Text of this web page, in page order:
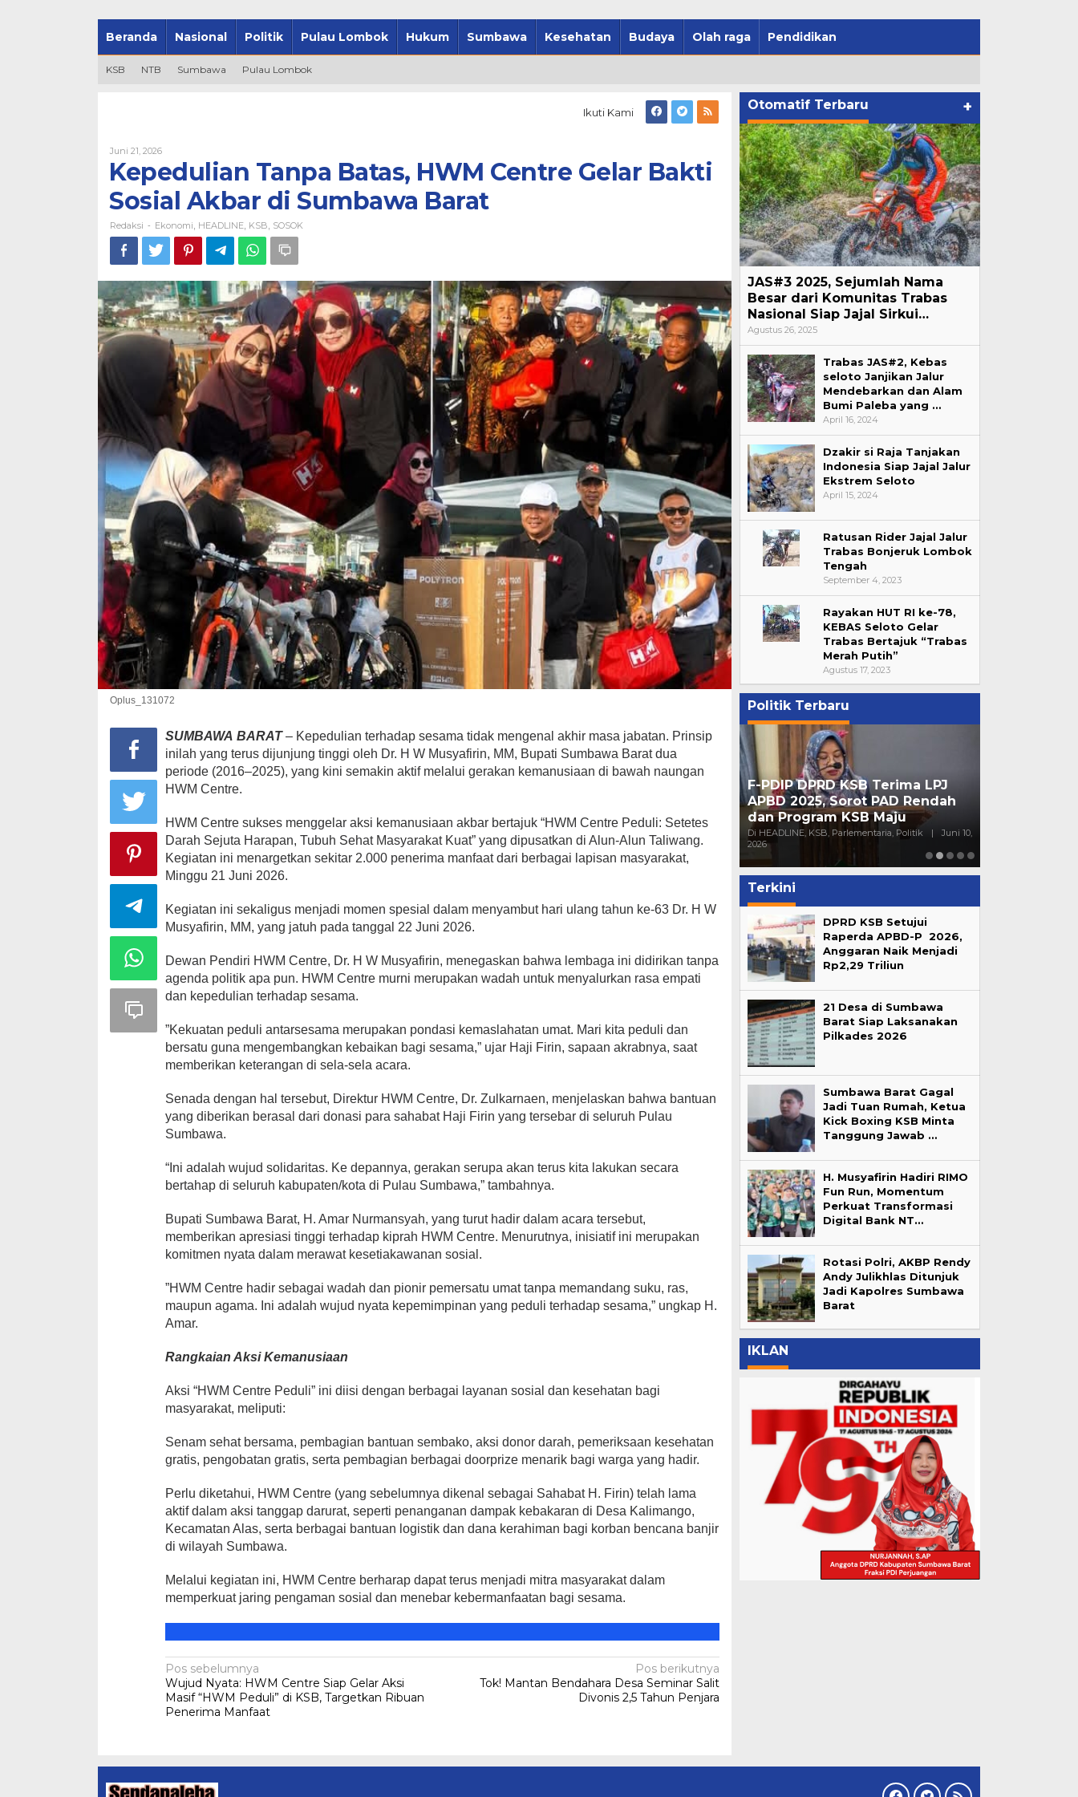
Beranda Nasional Politik Pulau Lombok Hukum Sumbawa Kesehatan Budaya Olah raga Pendidikan
KSB NTB Sumbawa Pulau Lombok
Ikuti Kami
Juni 21, 2026Oleh
Redaksi
Kepedulian Tanpa Batas, HWM Centre Gelar Bakti
Sosial Akbar di Sumbawa Barat
Redaksi - Ekonomi HEADLINE KSB SOSOK
Oplus_131072
SUMBAWA BARAT– Kepedulian terhadap sesama tidak mengenal akhir masa jabatan. Prinsip
inilah yang terus dijunjung tinggi oleh Dr. H W Musyafirin, MM, Bupati Sumbawa Barat dua
periode (2016–2025), yang kini semakin aktif melalui gerakan kemanusiaan di bawah naungan
HWM Centre.
HWM Centre sukses menggelar aksi kemanusiaan akbar bertajuk “HWM Centre Peduli: Setetes
Darah Sejuta Harapan, Tubuh Sehat Masyarakat Kuat” yang dipusatkan di Alun-Alun Taliwang.
Kegiatan ini menargetkan sekitar 2.000 penerima manfaat dari berbagai lapisan masyarakat,
Minggu 21 Juni 2026.
Kegiatan ini sekaligus menjadi momen spesial dalam menyambut hari ulang tahun ke-63 Dr. H W
Musyafirin, MM, yang jatuh pada tanggal 22 Juni 2026.
Dewan Pendiri HWM Centre, Dr. H W Musyafirin, menegaskan bahwa lembaga ini didirikan tanpa
agenda politik apa pun. HWM Centre murni merupakan wadah untuk menyalurkan rasa empati
dan kepedulian terhadap sesama.
​”Kekuatan peduli antarsesama merupakan pondasi kemaslahatan umat. Mari kita peduli dan
bersatu guna mengembangkan kebaikan bagi sesama,” ujar Haji Firin, sapaan akrabnya, saat
memberikan keterangan di sela-sela acara.
Senada dengan hal tersebut, Direktur HWM Centre, Dr. Zulkarnaen, menjelaskan bahwa bantuan
yang diberikan berasal dari donasi para sahabat Haji Firin yang tersebar di seluruh Pulau
Sumbawa.
“Ini adalah wujud solidaritas. Ke depannya, gerakan serupa akan terus kita lakukan secara
bertahap di seluruh kabupaten/kota di Pulau Sumbawa,” tambahnya.
Bupati Sumbawa Barat, H. Amar Nurmansyah, yang turut hadir dalam acara tersebut,
memberikan apresiasi tinggi terhadap kiprah HWM Centre. Menurutnya, inisiatif ini merupakan
komitmen nyata dalam merawat kesetiakawanan sosial.
​”HWM Centre hadir sebagai wadah dan pionir pemersatu umat tanpa memandang suku, ras,
maupun agama. Ini adalah wujud nyata kepemimpinan yang peduli terhadap sesama,” ungkap H.
Amar.
Rangkaian Aksi Kemanusiaan
Aksi “HWM Centre Peduli” ini diisi dengan berbagai layanan sosial dan kesehatan bagi
masyarakat, meliputi:
​Senam sehat bersama, pembagian bantuan sembako, aksi donor darah, pemeriksaan kesehatan
gratis, pengobatan gratis, serta pembagian berbagai doorprize menarik bagi warga yang hadir.
Perlu diketahui, HWM Centre (yang sebelumnya dikenal sebagai Sahabat H. Firin) telah lama
aktif dalam aksi tanggap darurat, seperti penanganan dampak kebakaran di Desa Kalimango,
Kecamatan Alas, serta berbagai bantuan logistik dan dana kerahiman bagi korban bencana banjir
di wilayah Sumbawa.
Melalui kegiatan ini, HWM Centre berharap dapat terus menjadi mitra masyarakat dalam
memperkuat jaring pengaman sosial dan menebar kebermanfaatan bagi sesama.
Navigasi
pos
Pos sebelumnya
Wujud Nyata: HWM Centre Siap Gelar Aksi
Masif “HWM Peduli” di KSB, Targetkan Ribuan
Penerima Manfaat
Pos berikutnya
Tok! Mantan Bendahara Desa Seminar Salit
Divonis 2,5 Tahun Penjara
Otomatif Terbaru +
JAS#3 2025, Sejumlah Nama
Besar dari Komunitas Trabas
Nasional Siap Jajal Sirkui…
Agustus 26, 2025
Trabas JAS#2, Kebas
seloto Janjikan Jalur
Mendebarkan dan Alam
Bumi Paleba yang …
April 16, 2024
Dzakir si Raja Tanjakan
Indonesia Siap Jajal Jalur
Ekstrem Seloto
April 15, 2024
Ratusan Rider Jajal Jalur
Trabas Bonjeruk Lombok
Tengah
September 4, 2023
Rayakan HUT RI ke-78,
KEBAS Seloto Gelar
Trabas Bertajuk “Trabas
Merah Putih”
Agustus 17, 2023
Politik Terbaru
Sarat Makna
Di HEADLINE, KSB, Politik, SOSOK | April 21, 2026
Baru Islam 1 Muharram 1448 H
Di HEADLINE, Iklan, KSB, Politik, SOSOK
2026
F-PDIP DPRD KSB Terima LPJ
APBD 2025, Sorot PAD Rendah
dan Program KSB Maju
Di HEADLINE, KSB, Parlementaria, Politik |
Juni 10,
2026
Terkini
DPRD KSB Setujui
Raperda APBD-P 2026,
Anggaran Naik Menjadi
Rp2,29 Triliun
21 Desa di Sumbawa
Barat Siap Laksanakan
Pilkades 2026
Sumbawa Barat Gagal
Jadi Tuan Rumah, Ketua
Kick Boxing KSB Minta
Tanggung Jawab …
H. Musyafirin Hadiri RIMO
Fun Run, Momentum
Perkuat Transformasi
Digital Bank NT…
Rotasi Polri, AKBP Rendy
Andy Julikhlas Ditunjuk
Jadi Kapolres Sumbawa
Barat
IKLAN